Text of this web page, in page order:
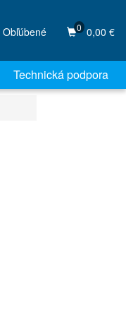
Obľúbené 0 0,00 €
Technická podpora